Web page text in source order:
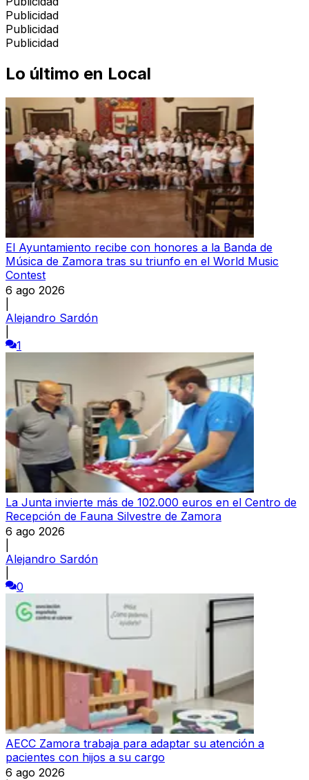
Publicidad
Publicidad
Publicidad
Lo último en Local
El Ayuntamiento recibe con honores a la Banda de
Música de Zamora tras su triunfo en el World Music
Contest
6 ago 2026
Alejandro Sardón
1
La Junta invierte más de 102.000 euros en el Centro de
Recepción de Fauna Silvestre de Zamora
6 ago 2026
Alejandro Sardón
0
AECC Zamora trabaja para adaptar su atención a
pacientes con hijos a su cargo
6 ago 2026